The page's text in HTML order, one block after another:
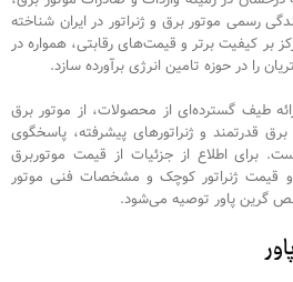
رسمی موتور برق و ژنراتور در ایران شناخته
بر کیفیت برتر و قیمت‌های رقابتی، همواره در
را در حوزه تامین انرژی برآورده سازد.
طیف گسترده‌ای از محصولات، از موتور برق
قدرتمند و ژنراتورهای پیشرفته، پاسخگوی
برای اطلاع از جزئیات از قیمت موتوربرق
قیمت ژنراتور کوچک و مشخصات فنی موتور
گرین پاور توصیه می‌شود.